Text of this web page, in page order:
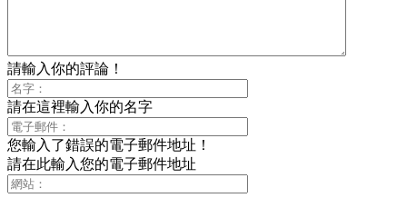
請輸入你的評論！
請在這裡輸入你的名字
您輸入了錯誤的電子郵件地址！
請在此輸入您的電子郵件地址